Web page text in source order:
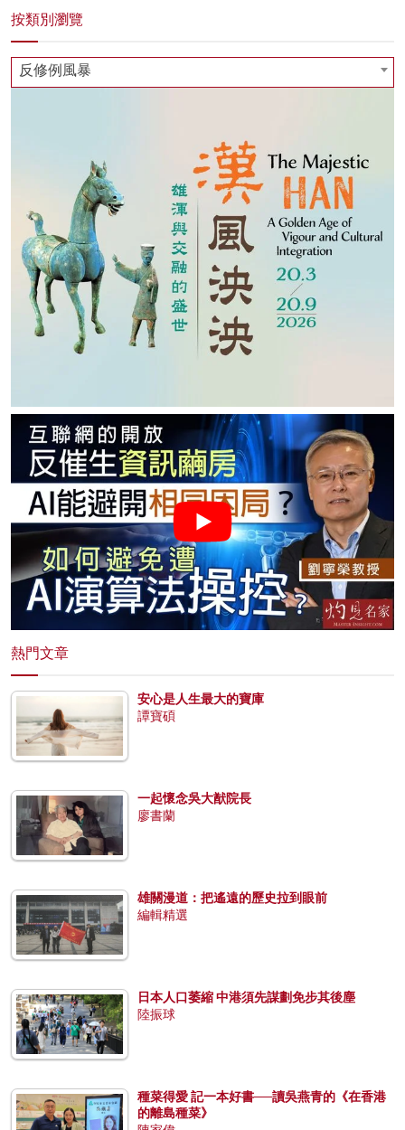
按類別瀏覽
反修例風暴
熱門文章
安心是人生最大的寶庫
譚寶碩
一起懷念吳大猷院長
廖書蘭
雄關漫道：把遙遠的歷史拉到眼前
編輯精選
日本人口萎縮 中港須先謀劃免步其後塵
陸振球
種菜得愛 記一本好書──讀吳燕青的《在香港
的離島種菜》